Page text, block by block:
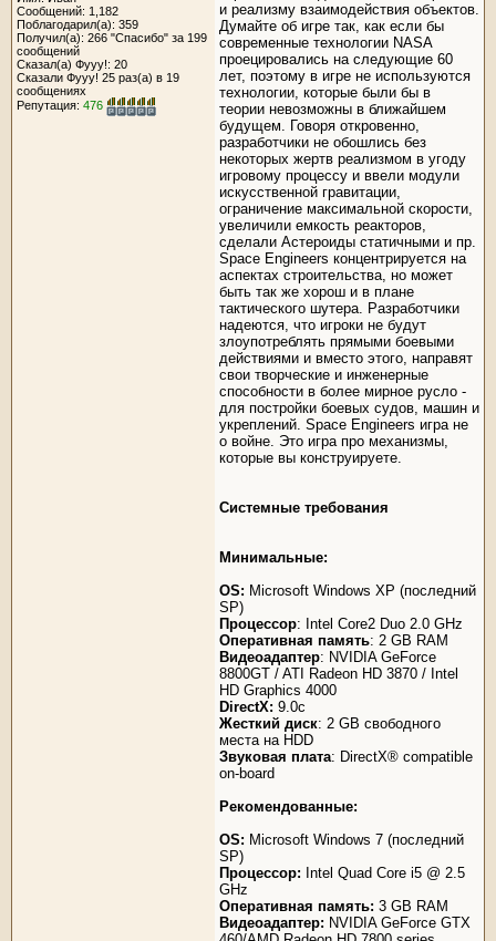
Сообщений: 1,182
Поблагодарил(а): 359
Получил(а): 266 "Спасибо" за 199
сообщений
Сказал(а) Фууу!: 20
Сказали Фууу! 25 раз(а) в 19
сообщениях
Репутация: 476
и реализму взаимодействия объектов.
Думайте об игре так, как если бы
современные технологии NASA
проецировались на следующие 60
лет, поэтому в игре не используются
технологии, которые были бы в
теории невозможны в ближайшем
будущем. Говоря откровенно,
разработчики не обошлись без
некоторых жертв реализмом в угоду
игровому процессу и ввели модули
искусственной гравитации,
ограничение максимальной скорости,
увеличили емкость реакторов,
сделали Астероиды статичными и пр.
Space Engineers концентрируется на
аспектах строительства, но может
быть так же хорош и в плане
тактического шутера. Разработчики
надеются, что игроки не будут
злоупотреблять прямыми боевыми
действиями и вместо этого, направят
свои творческие и инженерные
способности в более мирное русло -
для постройки боевых судов, машин и
укреплений. Space Engineers игра не
о войне. Это игра про механизмы,
которые вы конструируете.
Системные требования
Минимальные:
OS: Microsoft Windows XP (последний
SP)
Процессор: Intel Core2 Duo 2.0 GHz
Оперативная память: 2 GB RAM
Видеоадаптер: NVIDIA GeForce
8800GT / ATI Radeon HD 3870 / Intel
HD Graphics 4000
DirectX: 9.0c
Жесткий диск: 2 GB свободного
места на HDD
Звуковая плата: DirectX® compatible
on-board
Рекомендованные:
OS: Microsoft Windows 7 (последний
SP)
Процессор: Intel Quad Core i5 @ 2.5
GHz
Оперативная память: 3 GB RAM
Видеоадаптер: NVIDIA GeForce GTX